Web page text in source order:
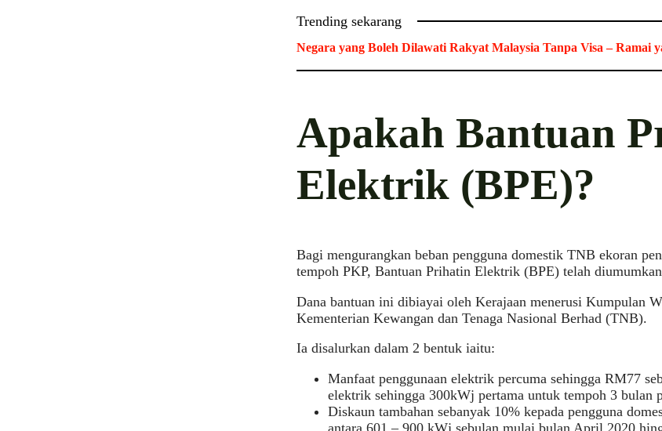
Trending sekarang
Negara yang Boleh Dilawati Rakyat Malaysia Tanpa Visa – Ramai
Apakah Bantuan
Elektrik (BPE)?
Bagi mengurangkan beban pengguna domestik TNB ekoran
tempoh PKP, Bantuan Prihatin Elektrik (BPE) telah
Dana bantuan ini dibiayai oleh Kerajaan menerusi Kumpulan
Kementerian Kewangan dan Tenaga Nasional Berhad (TNB).
Ia disalurkan dalam 2 bentuk iaitu:
Manfaat penggunaan elektrik percuma sehingga RM77
elektrik sehingga 300kWj pertama untuk tempoh 3 bulan
Diskaun tambahan sebanyak 10% kepada pengguna